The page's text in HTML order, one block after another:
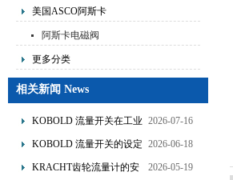
美国ASCO阿斯卡
阿斯卡电磁阀
更多分类
相关新闻 News
KOBOLD 流量开关在工业
管道水流量监测中的应用
2026-07-16
KOBOLD 流量开关的设定
流量调节与刻度指示
2026-06-18
KRACHT齿轮流量计的安
2026-05-19